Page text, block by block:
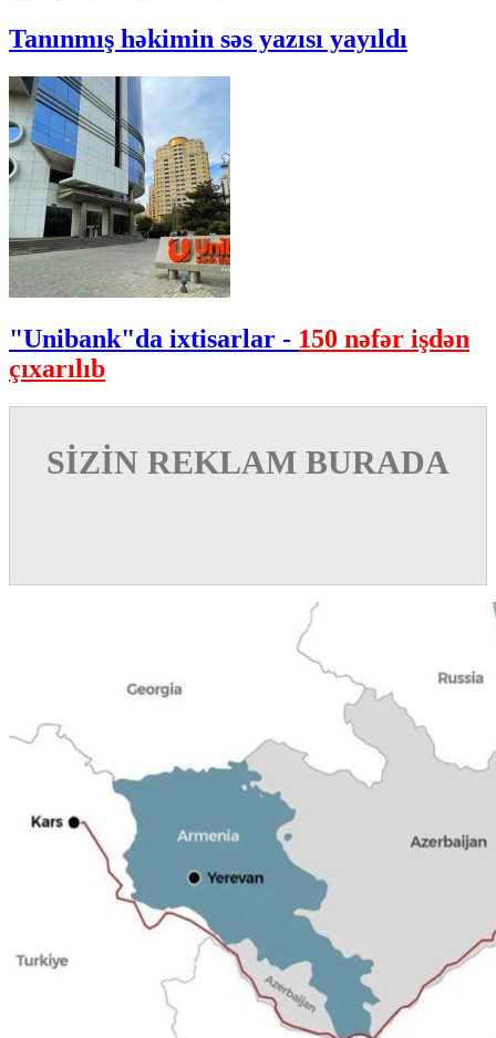
Tanınmış həkimin səs yazısı yayıldı
"Unibank"da ixtisarlar - 150 nəfər işdən
çıxarılıb
SİZİN REKLAM BURADA